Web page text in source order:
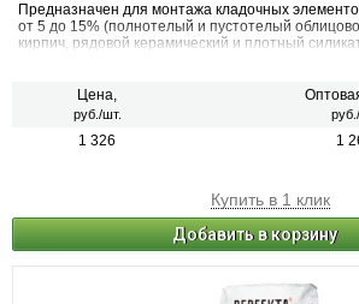
Предназначен для монтажа кладочных
от 5 до 15% (полнотелый и пустотелый
кирпич, рядовой керамический и плотный
Цена,
руб./шт.
1 326 1
Купить в 1 клик
Добавить в корзину